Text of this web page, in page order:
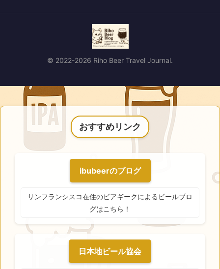
© 2022-2026 Riho Beer Travel Journal.
おすすめリンク
ibubeerのブログ
サンフランシスコ在住のビアギークによるビールブロ
グはこちら！
日本地ビール協会